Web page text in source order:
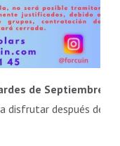
de Septiembre
disfrutar después del